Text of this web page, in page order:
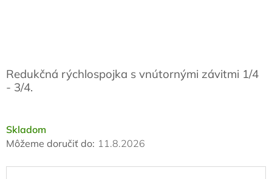
Skladom
Môžeme doručiť do: 11.8.2026
Redukčná rýchlospojka s vnútornými závitmi 1/4
- 3/4.